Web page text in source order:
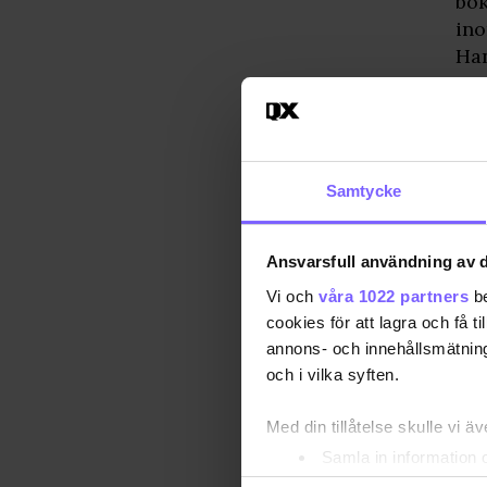
Samtycke
Ansvarsfull användning av
Vi och våra 1022 partners
cookies för att lagra och få
annons- och
och i vilka syften.
Med din tillåtelse skulle vi
Samla in information
Identifiera din enhet
att